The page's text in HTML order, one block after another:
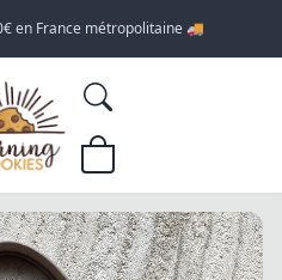
en France métropolitaine 🚚